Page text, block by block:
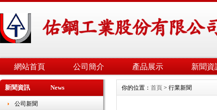
網站首頁 公司簡介 產品展示 新聞資
新聞資訊 News
公司新聞
你的位置： 首頁 > 行業新聞